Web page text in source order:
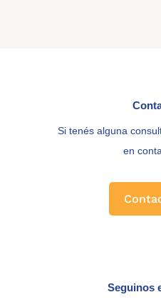
Si tenés alguna
en
Seguinos